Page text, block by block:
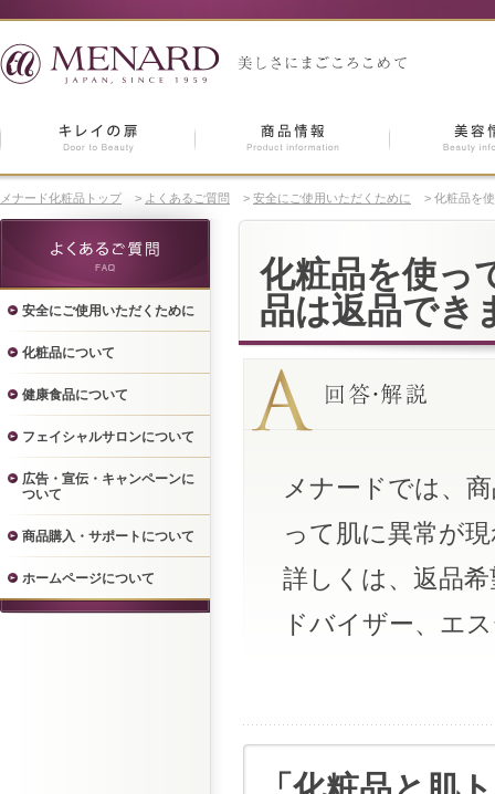
メナード化粧品トップ > よくあるご質問 > 安全にご使用いただくために > 化粧品を
化粧品を使っ
品は返品でき
メナードでは、
って肌に異常が
詳しくは、返品
ドバイザー、エ
安全にご使用いただくために
化粧品について
健康食品について
フェイシャルサロンについて
広告・宣伝・キャンペーンに
ついて
商品購入・サポートについて
ホームページについて